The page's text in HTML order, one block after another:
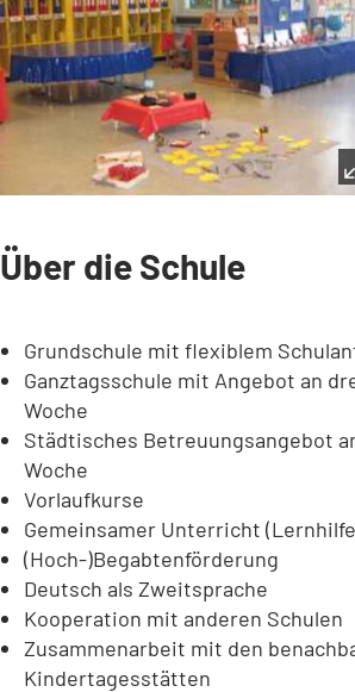
Über die Schule
Grundschule mit flexiblem
Ganztagsschule mit Angebot an
Woche
Städtisches Betreuungsangebot
Woche
Vorlaufkurse
Gemeinsamer Unterricht
(Hoch-)Begabtenförderung
Deutsch als Zweitsprache
Kooperation mit anderen Schulen
Zusammenarbeit mit den
Kindertagesstätten